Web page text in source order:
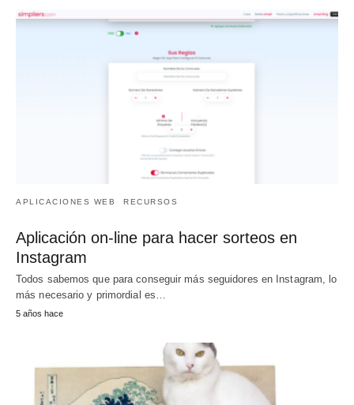
APLICACIONES WEB RECURSOS
Aplicación on-line para hacer sorteos en
Instagram
Todos sabemos que para conseguir más seguidores en Instagram, lo
más necesario y primordial es…
5 años hace